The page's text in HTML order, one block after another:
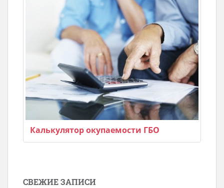
Калькулятор окупаемости ГБО
СВЕЖИЕ ЗАПИСИ